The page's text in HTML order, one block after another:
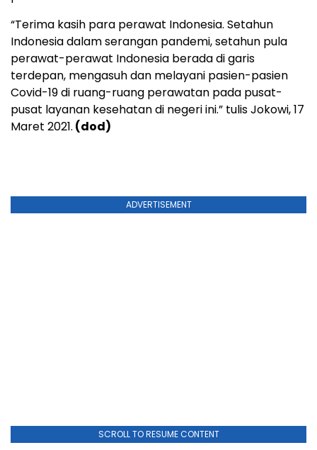
“Terima kasih para perawat Indonesia. Setahun
Indonesia dalam serangan pandemi, setahun pula
perawat-perawat Indonesia berada di garis
terdepan, mengasuh dan melayani pasien-pasien
Covid-19 di ruang-ruang perawatan pada pusat-
pusat layanan kesehatan di negeri ini.” tulis Jokowi, 17
Maret 2021. (dod)
ADVERTISEMENT
SCROLL TO RESUME CONTENT